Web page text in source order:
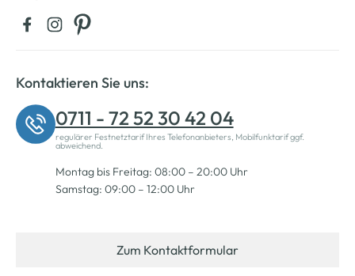
Kontaktieren Sie uns:
0711 - 72 52 30 42 04
regulärer Festnetztarif Ihres Telefonanbieters, Mobilfunktarif ggf.
abweichend.
Montag bis Freitag: 08:00 – 20:00 Uhr
Samstag: 09:00 – 12:00 Uhr
Zum Kontaktformular